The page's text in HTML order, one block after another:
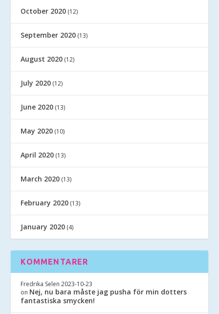
October 2020 (12)
September 2020 (13)
August 2020 (12)
July 2020 (12)
June 2020 (13)
May 2020 (10)
April 2020 (13)
March 2020 (13)
February 2020 (13)
January 2020 (4)
KOMMENTARER
Fredrika Selen 2023-10-23
on Nej, nu bara måste jag pusha för min dotters
fantastiska smycken!